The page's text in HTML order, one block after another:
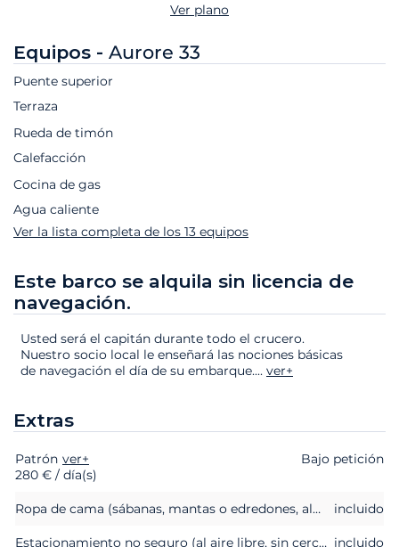
Ver plano
Equipos - Aurore 33
Puente superior
Terraza
Rueda de timón
Calefacción
Cocina de gas
Agua caliente
Ver la lista completa de los 13 equipos
Este barco se alquila sin licencia de
navegación.
Usted será el capitán durante todo el crucero.
Nuestro socio local le enseñará las nociones básicas
de navegación el día de su embarque.... ver+
Extras
Extras Estado
Patrón ver+
Bajo petición
280 € / día(s)
Ropa de cama (sábanas, mantas o edredones, almohadas y fundas de almohada) incluido
Estacionamiento no seguro (al aire libre, sin cercar, descubierto) incluido